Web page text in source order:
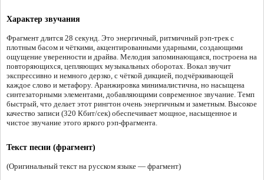
Характер звучания
Фрагмент длится 28 секунд. Это энергичный, ритмичный рэп-трек с
плотным басом и чёткими, акцентированными ударными, создающими
ощущение уверенности и драйва. Мелодия запоминающаяся, построена на
повторяющихся, цепляющих музыкальных оборотах. Вокал звучит
экспрессивно и немного дерзко, с чёткой дикцией, подчёркивающей
каждое слово и метафору. Аранжировка минималистична, но насыщена
синтезаторными элементами, добавляющими современное звучание. Темп
быстрый, что делает этот рингтон очень энергичным и заметным. Высокое
качество записи (320 Кбит/сек) обеспечивает мощное, насыщенное и
чистое звучание этого яркого рэп-фрагмента.
Текст песни (фрагмент)
(Оригинальный текст на русском языке — фрагмент)